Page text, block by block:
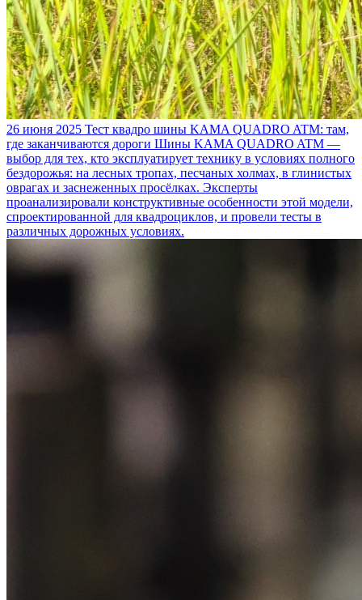
26 июня 2025 Тест квадро шины KAMA QUADRO ATM: там,
где заканчиваются дороги Шины KAMA QUADRO ATM —
выбор для тех, кто эксплуатирует технику в условиях полного
бездорожья: на лесных тропах, песчаных холмах, в глинистых
оврагах и заснеженных просёлках. Эксперты
проанализировали конструктивные особенности этой модели,
спроектированной для квадроциклов, и провели тесты в
различных дорожных условиях.